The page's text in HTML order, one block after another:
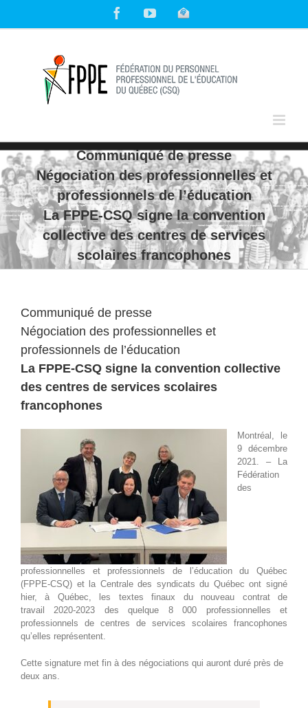
content
FacebookYouTubeCourriel
Communiqué de presse
Négociation des professionnelles et
professionnels de l’éducation
La FPPE-CSQ signe la convention
collective des centres de services
scolaires francophones
Communiqué de presse
Négociation des professionnelles et
professionnels de l’éducation
La FPPE-CSQ signe la convention collective
des centres de services scolaires
francophones
Montréal, le
9 décembre
2021. – La
Fédération
des
professionnelles et professionnels de l’éducation du Québec
(FPPE-CSQ) et la Centrale des syndicats du Québec ont signé
hier, à Québec, les textes finaux du nouveau contrat de
travail 2020-2023 des quelque 8 000 professionnelles et
professionnels de centres de services scolaires francophones
qu’elles représentent.
Cette signature met fin à des négociations qui auront duré près de
deux ans.